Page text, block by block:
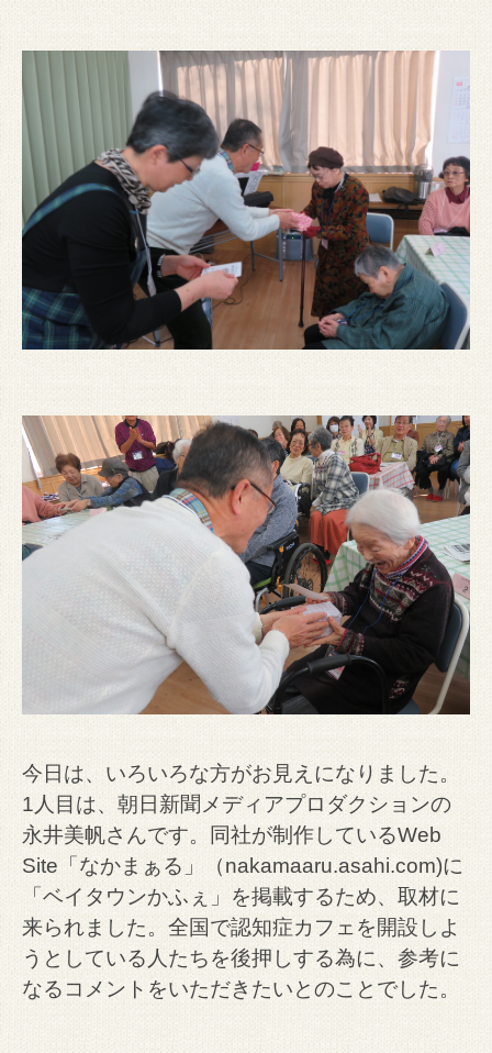
今日は、いろいろな方がお見えになりました。
1人目は、朝日新聞メディアプロダクションの
永井美帆さんです。同社が制作しているWeb
Site「なかまぁる」（nakamaaru.asahi.com)に
「ベイタウンかふぇ」を掲載するため、取材に
来られました。全国で認知症カフェを開設しよ
うとしている人たちを後押しする為に、参考に
なるコメントをいただきたいとのことでした。